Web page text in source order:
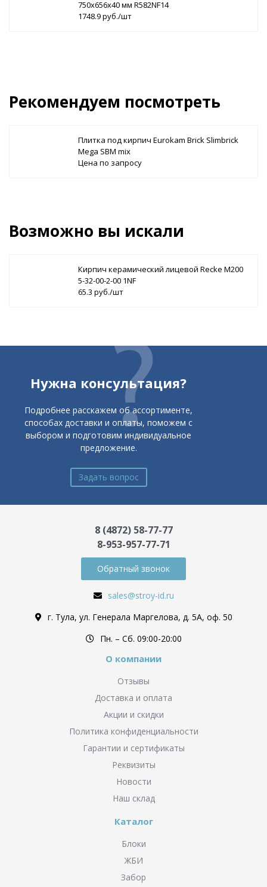
750х656х40 мм R582NF14
1748.9 руб./шт
Рекомендуем посмотреть
Плитка под кирпич Eurokam Brick Slimbrick
Mega SBM mix
Цена по запросу
Возможно вы искали
Кирпич керамический лицевой Recke М200
5-32-00-2-00 1NF
65.3 руб./шт
Нужна консультация?
Подробнее расскажем об ассортименте,
способах доставки и оплаты, поможем с
выбором и подготовим индивидуальное
предложение.
Задать вопрос
8 (4872) 58-77-77
8-953-957-77-71
Обратный звонок
sales@stroy-id.ru
г. Тула, ул. Генерала Маргелова, д. 5А, оф. 50
Пн. – Cб. 09:00-20:00
О компании
Отзывы
Доставка и оплата
Акции и скидки
Политика конфиденциальности
Гарантии и сертификаты
Реквизиты
Новости
Наш склад
Каталог
Блоки
ЖБИ
Забор